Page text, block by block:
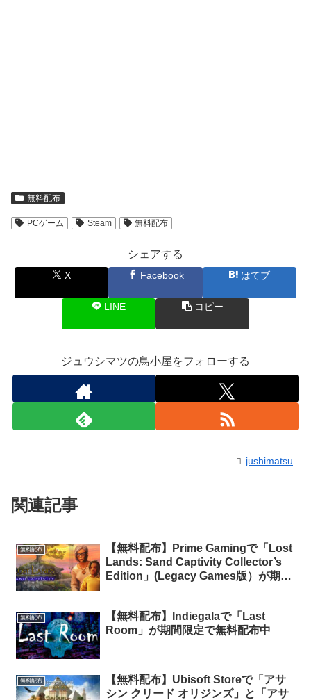
無料配布
PCゲーム Steam 無料配布
シェアする
X Facebook はてブ
LINE コピー
ジュウシマツの鳥小屋をフォローする
jushimatsu
関連記事
無料配布
【無料配布】Prime Gamingで「Lost
Lands: Sand Captivity Collector’s
Edition」(Legacy Games版）が期間
無料配布
【無料配布】Indiegalaで「Last
Room」が期間限定で無料配布中
無料配布
【無料配布】Ubisoft Storeで「アサ
シン クリード オリジンズ」と「アサ